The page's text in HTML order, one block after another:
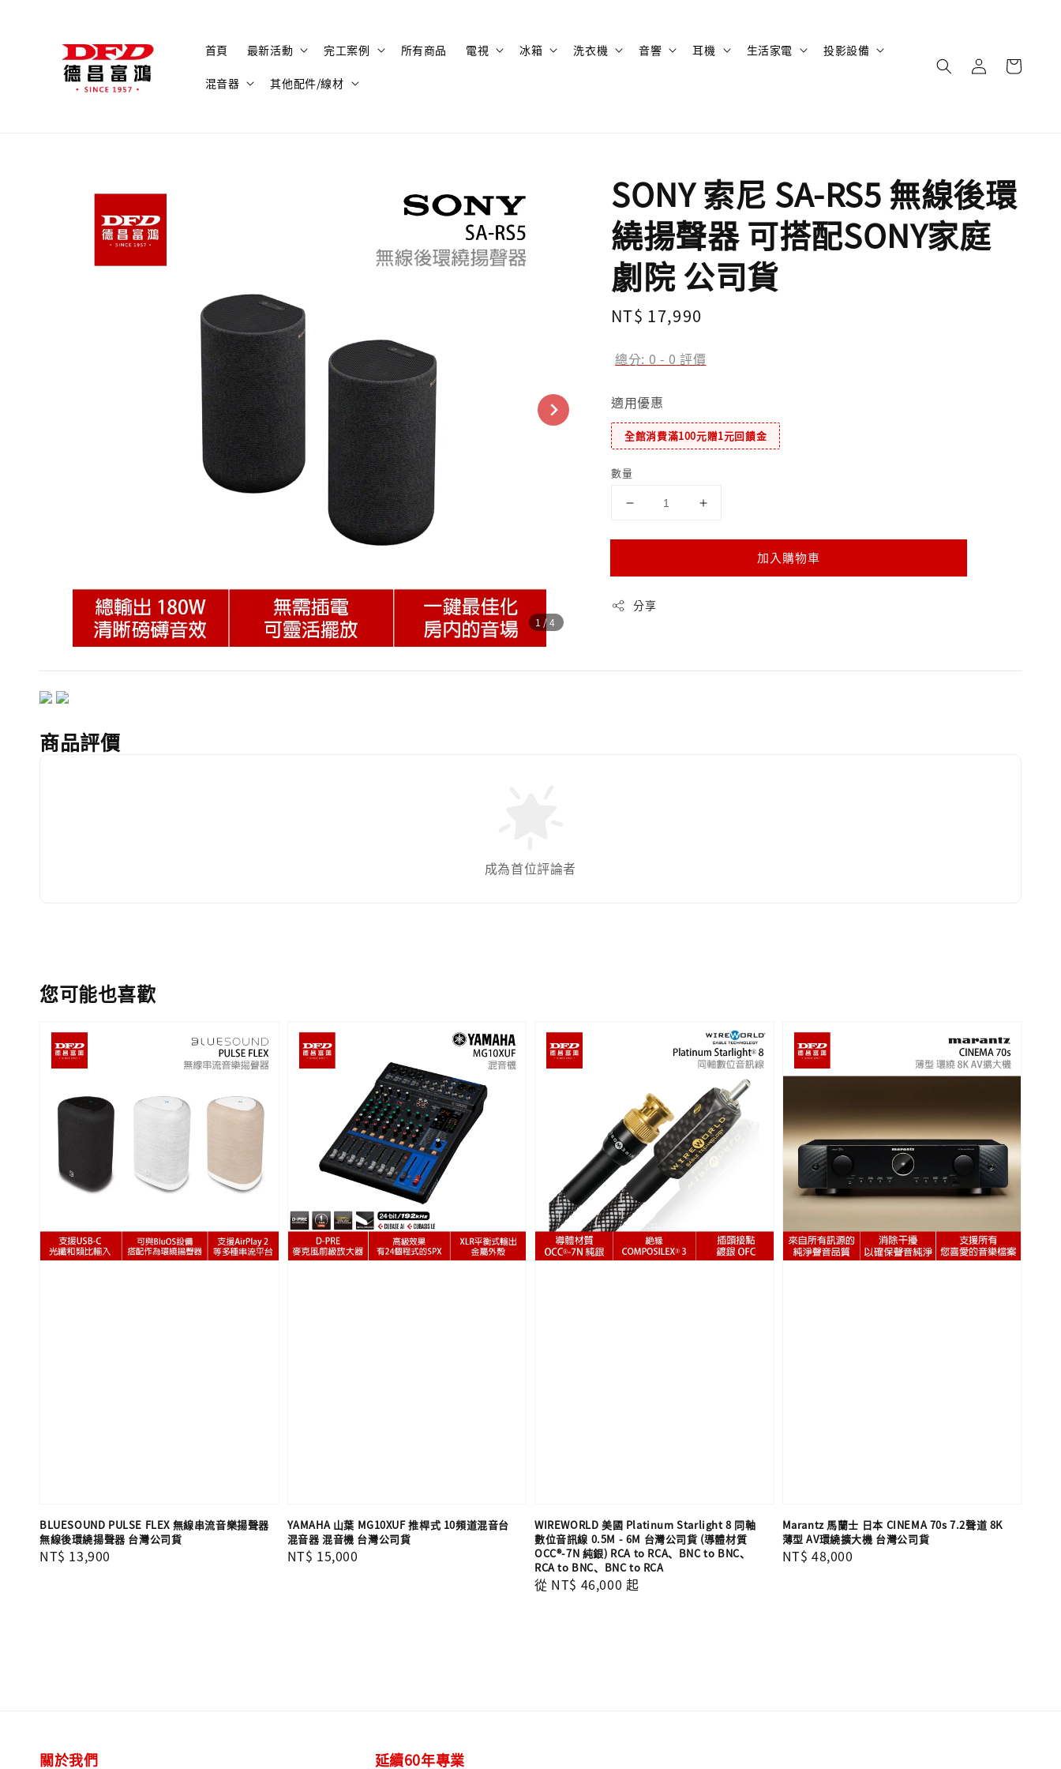
首頁 最新活動 完工案例 所有商品 電視 冰箱 洗衣機 音響 耳機 生活家電 投影設備
混音器 其他配件/線材
1 /4
SONY 索尼 SA-RS5 無線後環
繞揚聲器 可搭配SONY家庭
劇院 公司貨
Regular
NT$ 17,990
總分: 0 - 0 評價
適用優惠
全館消費滿100元贈1元回饋金
數量
加入購物車
分享
商品評價
成為首位評論者
您可能也喜歡
BLUESOUND PULSE FLEX 無線串流音樂揚聲器
無線後環繞揚聲器 台灣公司貨
Regular
NT$ 13,900
YAMAHA 山葉 MG10XUF 推桿式 10頻道混音台
混音器 混音機 台灣公司貨
Regular
NT$ 15,000
WIREWORLD 美國 Platinum Starlight 8 同軸
數位音訊線 0.5M - 6M 台灣公司貨 (導體材質
OCC®-7N 純銀) RCA to RCA、BNC to BNC、
RCA to BNC、BNC to RCA
Regular
從 NT$ 46,000 起
Marantz 馬蘭士 日本 CINEMA 70s 7.2聲道 8K
薄型 AV環繞擴大機 台灣公司貨
Regular
NT$ 48,000
關於我們 延續60年專業